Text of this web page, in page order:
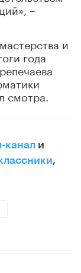
–
и
года
канал и
,